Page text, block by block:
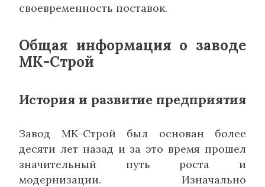
своевременность поставок.
Общая информация о заводе
МК-Строй
История и развитие предприятия
Завод МК-Строй был основан более
десяти лет назад и за это время прошел
значительный путь роста и
модернизации. Изначально